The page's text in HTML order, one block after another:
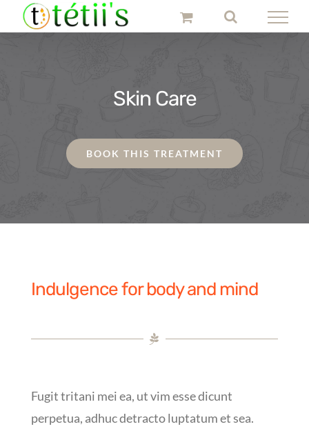
Passer
au
Skin Care
BOOK THIS TREATMENT
Indulgence for body and mind
Fugit tritani mei ea, ut vim esse dicunt
perpetua, adhuc detracto luptatum et sea.